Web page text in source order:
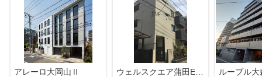
アレーロ大岡山Ⅱ
ウェルスクエア蒲田EAST
ルーブル